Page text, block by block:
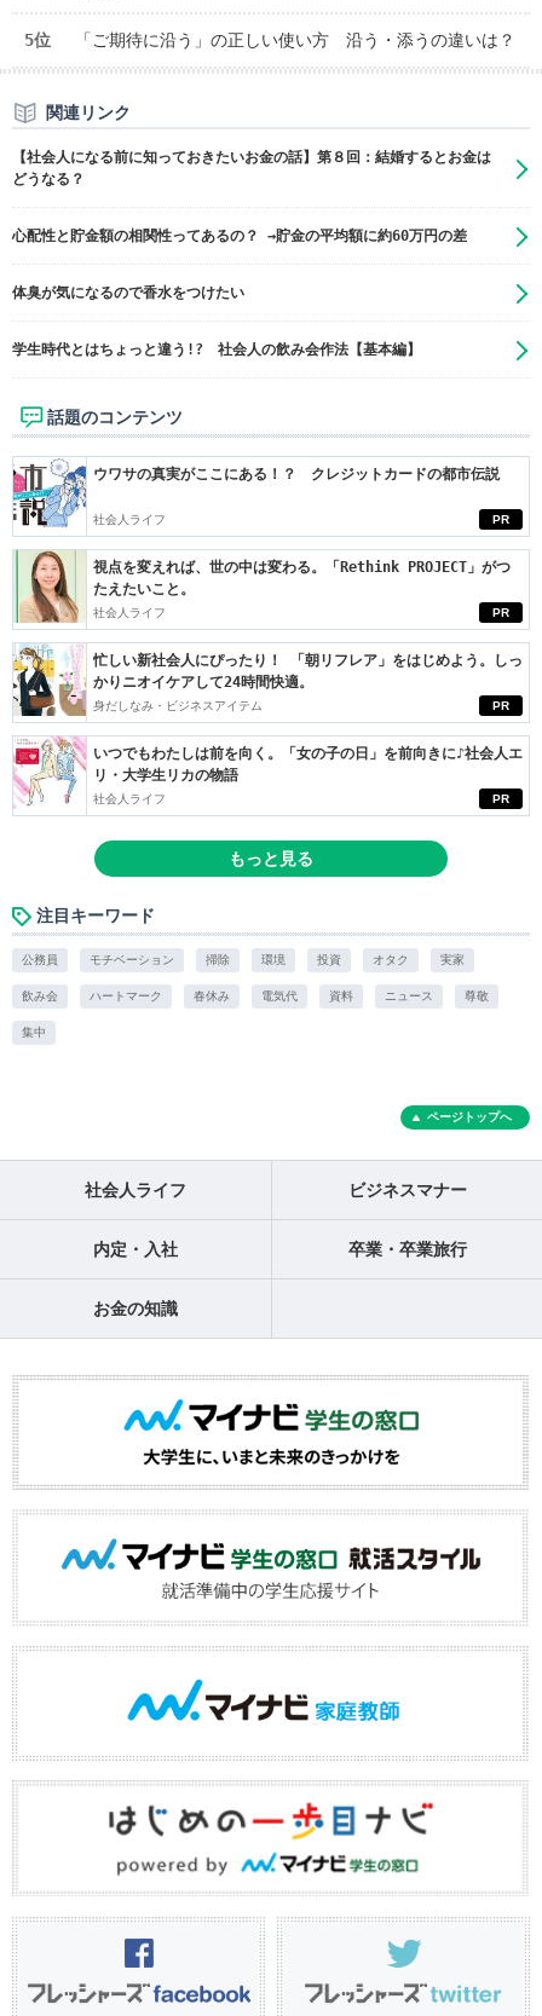
5位 「ご期待に沿う」の正しい使い方 沿う・添うの違いは？
関連リンク
【社会人になる前に知っておきたいお金の話】第８回：結婚するとお金は
どうなる？
心配性と貯金額の相関性ってあるの？ →貯金の平均額に約60万円の差
体臭が気になるので香水をつけたい
学生時代とはちょっと違う!? 社会人の飲み会作法【基本編】
話題のコンテンツ
PR
ウワサの真実がここにある！？ クレジットカードの都市伝説
社会人ライフ
PR
視点を変えれば、世の中は変わる。「Rethink PROJECT」がつ
たえたいこと。
社会人ライフ
PR
忙しい新社会人にぴったり！ 「朝リフレア」をはじめよう。しっ
かりニオイケアして24時間快適。
身だしなみ・ビジネスアイテム
PR
いつでもわたしは前を向く。「女の子の日」を前向きに♪社会人エ
リ・大学生リカの物語
社会人ライフ
もっと見る
注目キーワード
公務員 モチベーション 掃除 環境 投資 オタク 実家
飲み会 ハートマーク 春休み 電気代 資料 ニュース 尊敬
集中
ページトップへ
社会人ライフ ビジネスマナー
内定・入社 卒業・卒業旅行
お金の知識